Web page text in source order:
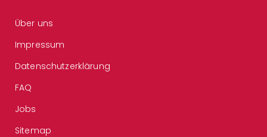
Über uns
Impressum
Datenschutzerklärung
FAQ
Jobs
Sitemap